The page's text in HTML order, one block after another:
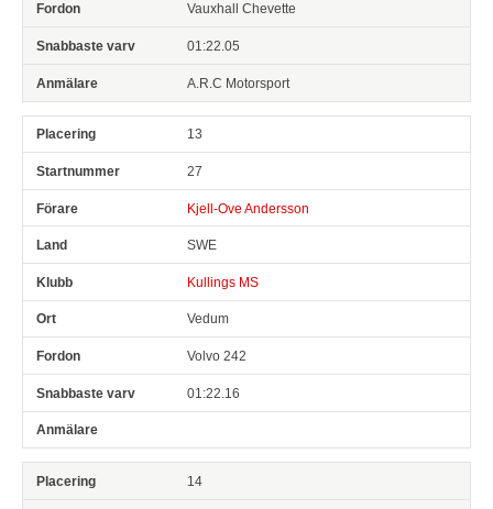
Vauxhall Chevette
01:22.05
A.R.C Motorsport
13
27
Kjell-Ove Andersson
SWE
Kullings MS
Vedum
Volvo 242
01:22.16
14